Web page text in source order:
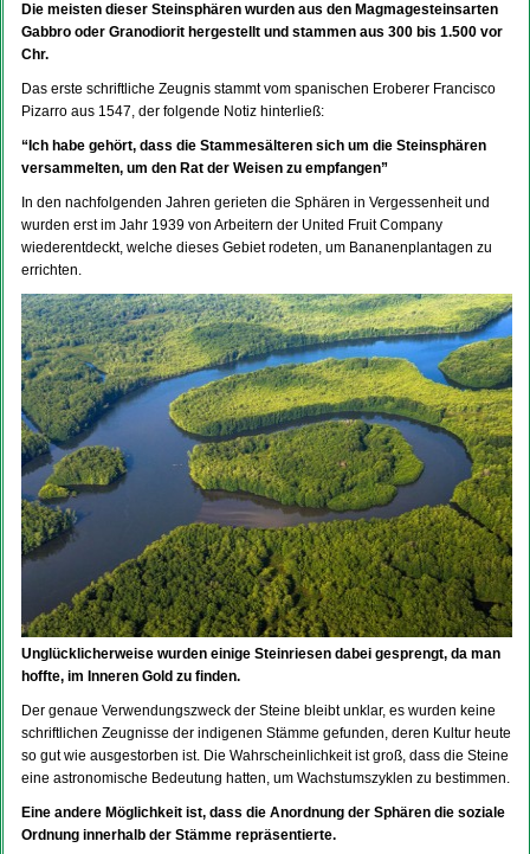
Die meisten dieser Steinsphären wurden aus den Magmagesteinsarten
Gabbro oder Granodiorit hergestellt und stammen aus 300 bis 1.500 vor
Chr.
Das erste schriftliche Zeugnis stammt vom spanischen Eroberer Francisco
Pizarro aus 1547, der folgende Notiz hinterließ:
“Ich habe gehört, dass die Stammesälteren sich um die Steinsphären
versammelten, um den Rat der Weisen zu empfangen”
In den nachfolgenden Jahren gerieten die Sphären in Vergessenheit und
wurden erst im Jahr 1939 von Arbeitern der United Fruit Company
wiederentdeckt, welche dieses Gebiet rodeten, um Bananenplantagen zu
errichten.
Unglücklicherweise wurden einige Steinriesen dabei gesprengt, da man
hoffte, im Inneren Gold zu finden.
Der genaue Verwendungszweck der Steine bleibt unklar, es wurden keine
schriftlichen Zeugnisse der indigenen Stämme gefunden, deren Kultur heute
so gut wie ausgestorben ist. Die Wahrscheinlichkeit ist groß, dass die Steine
eine astronomische Bedeutung hatten, um Wachstumszyklen zu bestimmen.
Eine andere Möglichkeit ist, dass die Anordnung der Sphären die soziale
Ordnung innerhalb der Stämme repräsentierte.